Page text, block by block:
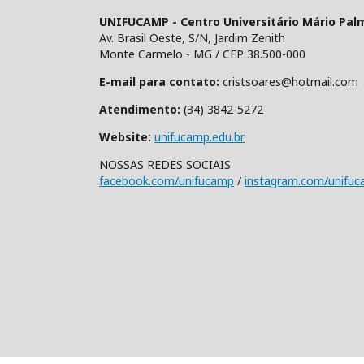
UNIFUCAMP - Centro Universitário Mário
Av. Brasil Oeste, S/N, Jardim Zenith
Monte Carmelo - MG / CEP 38.500-000
E-mail para contato: cristsoares@hotmail.com
Atendimento: (34) 3842-5272
Website: unifucamp.edu.br
NOSSAS REDES SOCIAIS
facebook.com/unifucamp / instagram.com/